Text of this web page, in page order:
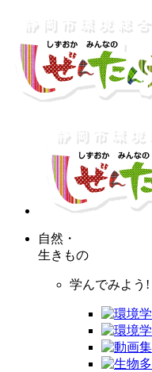
自然・
生きもの
学んでみよう!